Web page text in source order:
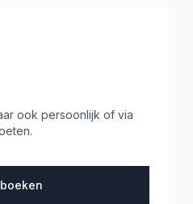
ook persoonlijk of via